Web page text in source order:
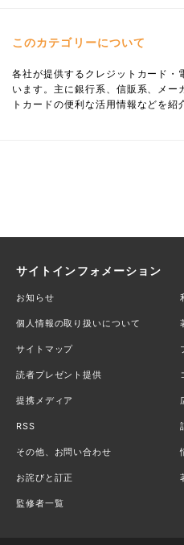
このカテゴリーについて
各社が提供するクレジットカード・
います。主に銀行系、信販系、メー
トカードの便利な活用情報などを紹
サイトインフォメーション
お知らせ
個人情報の取り扱いについて
サイトマップ
読者プレゼント提供
提携メディア
RSS
その他、お問い合わせ
お詫びと訂正
監修者一覧